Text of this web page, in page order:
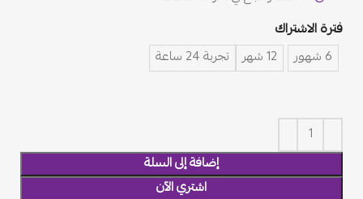
فترة الاشتراك
6 شهور 12 شهر تجربة 24 ساعة
إضافة إلى السلة
اشتري الآن